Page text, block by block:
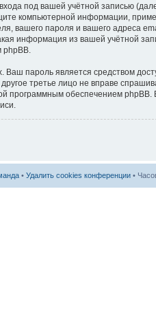
под вашей учётной записью
компьютерной информации,
вашего пароля и вашего адреса
информация из вашей учётной
пароль является средством
третье лицо не вправе
программным обеспечением phpBB.
• Удалить cookies конференции •